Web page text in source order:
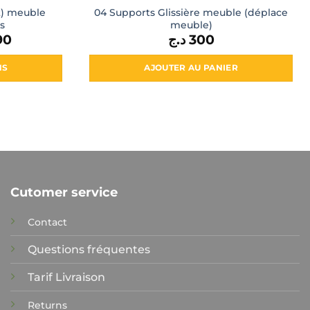
meuble
Le
actuel
04 Supports Glissière meuble (déplace
meuble)
300 د.ج
AJOUTER AU PANIER
Cutomer service
Contact
Questions fréquentes
Tarif Livraison
Returns